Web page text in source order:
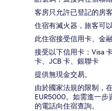
客房只允許已登記的房客
住宿有滅火器，旅客可
此住宿接受信用卡、金
接受以下信用卡：Visa
卡、JCB 卡、銀聯卡
提供無現金交易。
由於國家法規的限制，
EUR5000。如需進一步
的電話向住宿查詢。